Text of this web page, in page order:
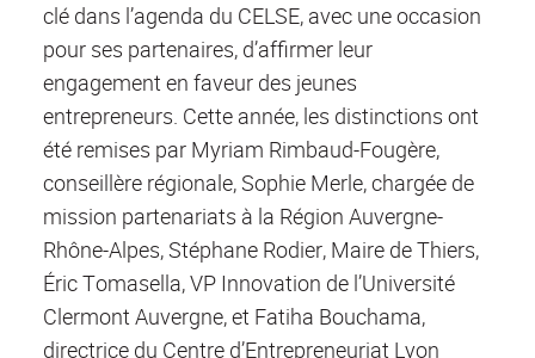
clé dans l’agenda du CELSE, avec une occasion
pour ses partenaires, d’affirmer leur
engagement en faveur des jeunes
entrepreneurs. Cette année, les distinctions ont
été remises par Myriam Rimbaud-Fougère,
conseillère régionale, Sophie Merle, chargée de
mission partenariats à la Région Auvergne-
Rhône-Alpes, Stéphane Rodier, Maire de Thiers,
Éric Tomasella, VP Innovation de l’Université
Clermont Auvergne, et Fatiha Bouchama,
directrice du Centre d’Entrepreneuriat Lyon